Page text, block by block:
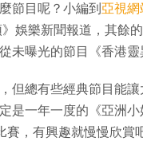
節目呢？小編到 亞視網
娛樂新聞報道，其餘
未曝光的節目《香港靈
但總有些經典節目能
是一年一度的《亞洲
賽，有興趣就慢慢欣賞